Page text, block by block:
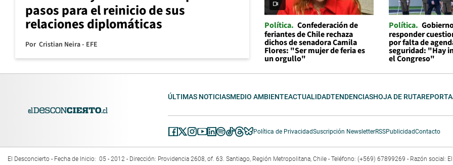
pasos para el reinicio de sus
relaciones diplomáticas
Por Cristian Neira - EFE
Política Confederación de
feriantes de Chile rechaza
dichos de senadora Camila
Flores: "Ser mujer de feria es
un orgullo"
Política
responder
por falta de
seguridad: "Hay
el Congreso"
ÚLTIMAS NOTICIASMEDIO AMBIENTEACTUALIDADTENDENCIASHOJA DE RUTA
Política de PrivacidadSuscripción NewsletterRSSPublicidadContacto
El Desconcierto - Fecha de Inicio: 05 - 2012 - Dirección: Providencia 2608, of. 63. Santiago, Región Metropolitana, Chile - Teléfono: (+569) 67899269 - Razón social: